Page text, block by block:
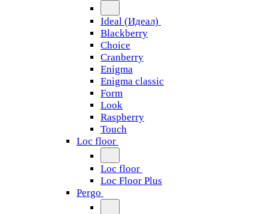
Ideal (Идеал)
Blackberry
Choice
Cranberry
Enigma
Enigma classic
Form
Look
Raspberry
Touch
Loc floor
Loc floor
Loc Floor Plus
Pergo